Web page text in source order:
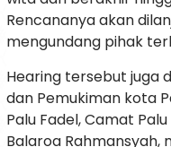
Rencananya akan
mengundang pihak
Hearing tersebut juga
dan Pemukiman kota
Palu Fadel, Camat
Balaroa Rahmansyah,